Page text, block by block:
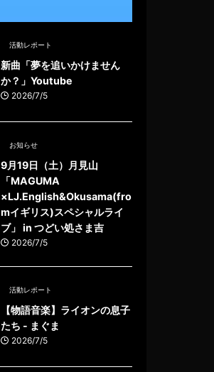
活動レポート
新曲「夢を追いかけません
か？」Youtube
2026/7/5
お知らせ
9月19日（土）月見山
「MAGUMA
×LJ.English&Okusama(fro
mイギリス)スペシャルライ
ブ」 in つどい処さま吉
2026/7/5
活動レポート
【物語音楽】ライオンの息子
たち - まぐま
2026/7/5